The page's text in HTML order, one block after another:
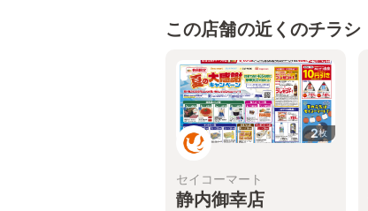
この店舗の近くのチラシ
2枚
セイコーマート
静内御幸店